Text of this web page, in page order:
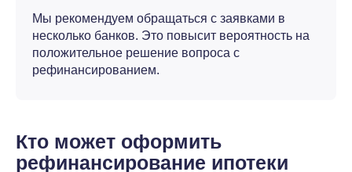
Мы рекомендуем обращаться с заявками в
несколько банков. Это повысит вероятность на
положительное решение вопроса с
рефинансированием.
Кто может оформить
рефинансирование ипотеки